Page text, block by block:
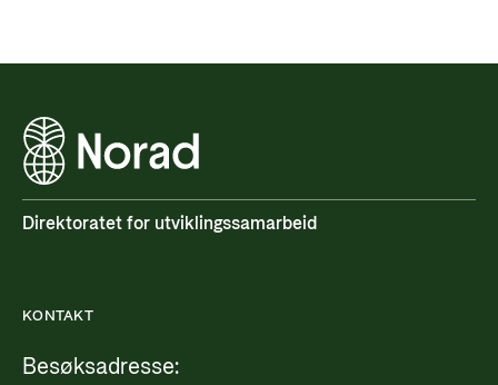
Direktoratet for utviklingssamarbeid
KONTAKT
Besøksadresse: